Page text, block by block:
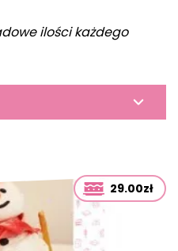
ilości każdego
29.00zł